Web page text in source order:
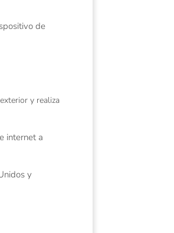
de
y realiza
internet a
y